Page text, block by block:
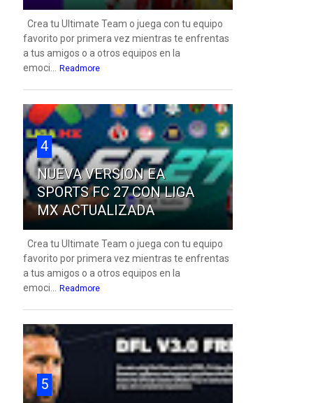
Crea tu Ultimate Team o juega con tu equipo
favorito por primera vez mientras te enfrentas
a tus amigos o a otros equipos en la
emoci...
Readmore
4
NUEVA VERSION EA
SPORTS FC 27 CON LIGA
MX ACTUALIZADA
Crea tu Ultimate Team o juega con tu equipo
favorito por primera vez mientras te enfrentas
a tus amigos o a otros equipos en la
emoci...
Readmore
5